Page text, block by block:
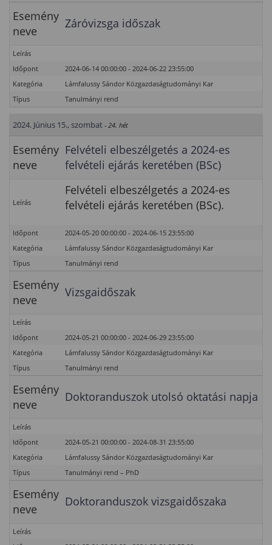
Esemény
neve
Záróvizsga időszak
Leírás
Időpont
2024-06-14 00:00:00 - 2024-06-22 23:55:00
Kategória
Lámfalussy Sándor Közgazdaságtudományi Kar
Típus
Tanulmányi rend
2024. Június 15., szombat - 24. hét
Esemény
neve
Felvételi elbeszélgetés a 2024-es
felvételi ejárás keretében (BSc)
Leírás
Felvételi elbeszélgetés a 2024-es
felvételi ejárás keretében (BSc).
Időpont
2024-05-20 00:00:00 - 2024-06-15 23:55:00
Kategória
Lámfalussy Sándor Közgazdaságtudományi Kar
Típus
Tanulmányi rend
Esemény
neve
Vizsgaidőszak
Leírás
Időpont
2024-05-21 00:00:00 - 2024-06-29 23:55:00
Kategória
Lámfalussy Sándor Közgazdaságtudományi Kar
Típus
Tanulmányi rend
Esemény
neve
Doktoranduszok utolsó oktatási napja
Leírás
Időpont
2024-05-21 00:00:00 - 2024-08-31 23:55:00
Kategória
Lámfalussy Sándor Közgazdaságtudományi Kar
Típus
Tanulmányi rend – PhD
Esemény
neve
Doktoranduszok vizsgaidőszaka
Leírás